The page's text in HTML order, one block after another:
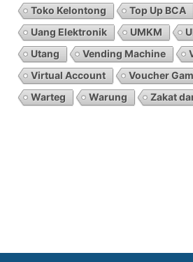
Toko Kelontong Top Up BCA
Uang Elektronik
UMKM
Utang
Vending Machine
Virtual Account
Voucher
Warteg
Warung Zakat